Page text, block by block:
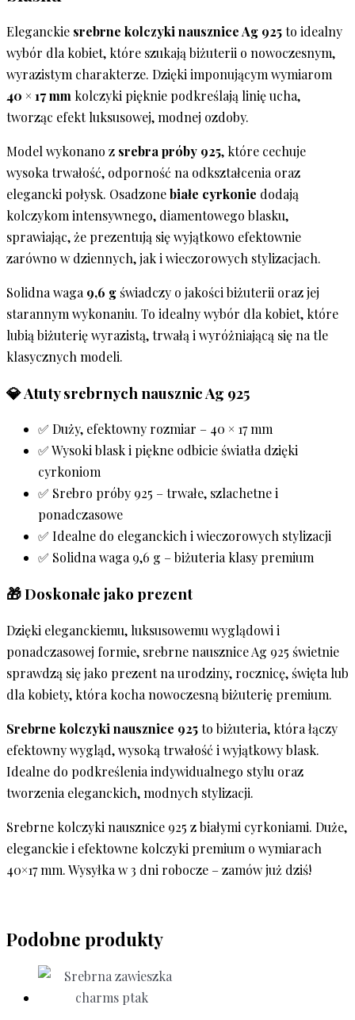
Eleganckie srebrne kolczyki nausznice Ag 925to idealny
wybór dla kobiet, które szukają biżuterii o nowoczesnym,
wyrazistym charakterze. Dzięki imponującym wymiarom
40 × 17 mm kolczyki pięknie podkreślają linię ucha,
tworząc efekt luksusowej, modnej ozdoby.
Model wykonano z srebra próby 925, które cechuje
wysoka trwałość, odporność na odkształcenia oraz
elegancki połysk. Osadzonebiałe cyrkonie dodają
kolczykom intensywnego, diamentowego blasku,
sprawiając, że prezentują się wyjątkowo efektownie
zarówno w dziennych, jak i wieczorowych stylizacjach.
Solidna waga 9,6 g świadczy o jakości biżuterii oraz jej
starannym wykonaniu. To idealny wybór dla kobiet, które
lubią biżuterię wyrazistą, trwałą i wyróżniającą się na tle
klasycznych modeli.
💎 Atuty srebrnych nausznic Ag 925
✅ Duży, efektowny rozmiar – 40 × 17 mm
✅ Wysoki blask i piękne odbicie światła dzięki
cyrkoniom
✅ Srebro próby 925 – trwałe, szlachetne i
ponadczasowe
✅ Idealne do eleganckich i wieczorowych stylizacji
✅ Solidna waga 9,6 g – biżuteria klasy premium
🎁 Doskonałe jako prezent
Dzięki eleganckiemu, luksusowemu wyglądowi i
ponadczasowej formie, srebrne nausznice Ag 925 świetnie
sprawdzą się jako prezent na urodziny, rocznicę, święta lub
dla kobiety, która kocha nowoczesną biżuterię premium.
Srebrne kolczyki nausznice 925to biżuteria, która łączy
efektowny wygląd, wysoką trwałość i wyjątkowy blask.
Idealne do podkreślenia indywidualnego stylu oraz
tworzenia eleganckich, modnych stylizacji.
Srebrne kolczyki nausznice 925 z białymi cyrkoniami. Duże,
eleganckie i efektowne kolczyki premium o wymiarach
40×17 mm. Wysyłka w 3 dni robocze – zamów już dziś!
Podobne produkty